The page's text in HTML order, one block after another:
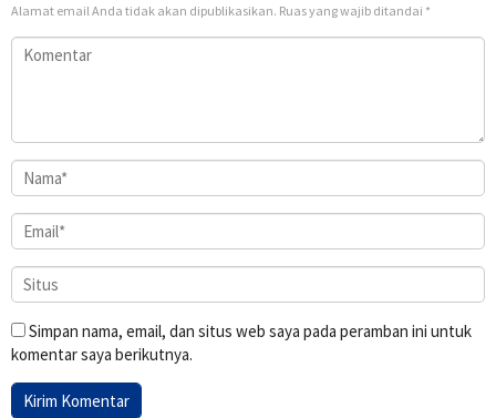
Alamat email Anda tidak akan dipublikasikan. Ruas yang wajib ditandai *
Simpan nama, email, dan situs web saya pada peramban ini untuk
komentar saya berikutnya.